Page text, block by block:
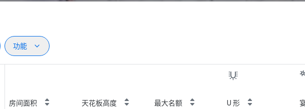
功能
房间面积 天花板高度 最大名额 U 形